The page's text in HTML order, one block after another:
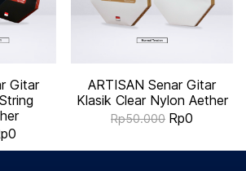
Gitar
ARTISAN Senar Gitar
Klasik Clear Nylon Aether
Rp50.000 Rp0